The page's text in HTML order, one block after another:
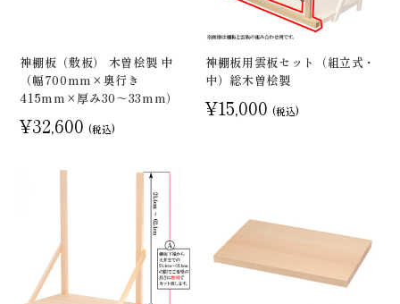
神棚板（敷板） 木曽桧製 中
（幅700mm×奥行き
415mm×厚み30～33mm）
¥32,600 (税込)
神棚板用雲板セット（組立式・
中）総木曽桧製
¥15,000 (税込)